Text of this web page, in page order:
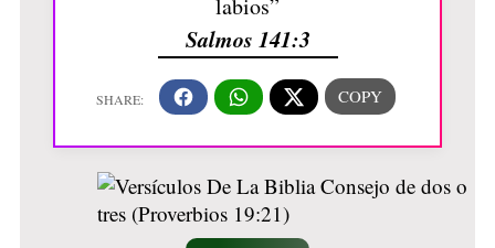
labios”
Salmos 141:3